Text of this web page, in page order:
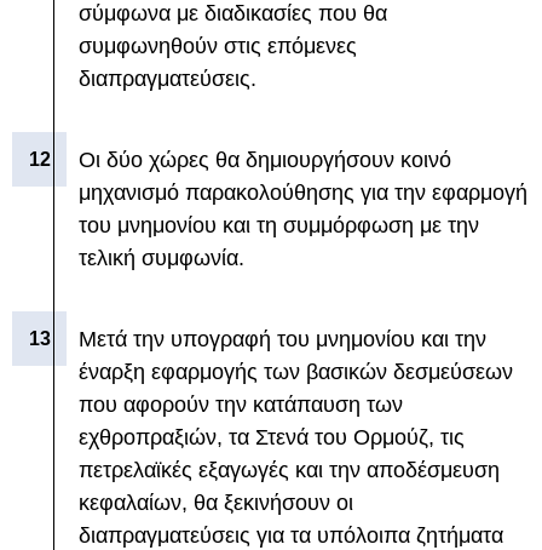
σύμφωνα με διαδικασίες που θα
συμφωνηθούν στις επόμενες
διαπραγματεύσεις.
Οι δύο χώρες θα δημιουργήσουν κοινό
μηχανισμό παρακολούθησης για την εφαρμογή
του μνημονίου και τη συμμόρφωση με την
τελική συμφωνία.
Μετά την υπογραφή του μνημονίου και την
έναρξη εφαρμογής των βασικών δεσμεύσεων
που αφορούν την κατάπαυση των
εχθροπραξιών, τα Στενά του Ορμούζ, τις
πετρελαϊκές εξαγωγές και την αποδέσμευση
κεφαλαίων, θα ξεκινήσουν οι
διαπραγματεύσεις για τα υπόλοιπα ζητήματα